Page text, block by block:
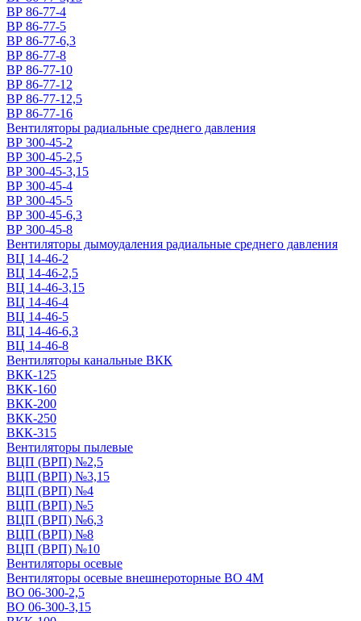
ВР 86-77-4
ВР 86-77-5
ВР 86-77-6,3
ВР 86-77-8
ВР 86-77-10
ВР 86-77-12
ВР 86-77-12,5
ВР 86-77-16
Вентиляторы радиальные среднего давления
ВР 300-45-2
ВР 300-45-2,5
ВР 300-45-3,15
ВР 300-45-4
ВР 300-45-5
ВР 300-45-6,3
ВР 300-45-8
Вентиляторы дымоудаления радиальные среднего давления
ВЦ 14-46-2
ВЦ 14-46-2,5
ВЦ 14-46-3,15
ВЦ 14-46-4
ВЦ 14-46-5
ВЦ 14-46-6,3
ВЦ 14-46-8
Вентиляторы канальные ВКК
ВКК-125
ВКК-160
ВКК-200
ВКК-250
ВКК-315
Вентиляторы пылевые
ВЦП (ВРП) №2,5
ВЦП (ВРП) №3,15
ВЦП (ВРП) №4
ВЦП (ВРП) №5
ВЦП (ВРП) №6,3
ВЦП (ВРП) №8
ВЦП (ВРП) №10
Вентиляторы осевые
Вентиляторы осевые внешнероторные ВО 4М
ВО 06-300-2,5
ВО 06-300-3,15